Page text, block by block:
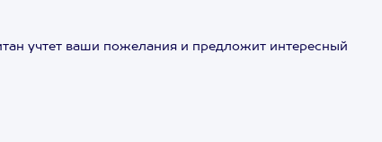
учтет ваши пожелания и предложит интересный